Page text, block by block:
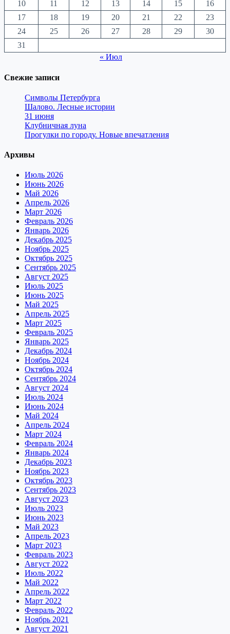
10 11 12 13 14 15
16
17
18 19 20 21 22
23
24
25 26 27 28 29
30
31
« Июл
Свежие записи
Символы Петербурга
Шалово. Лесные истории
31 июня
Клубничная луна
Прогулки по городу. Новые впечатления
Архивы
Июль 2026
Июнь 2026
Май 2026
Апрель 2026
Март 2026
Февраль 2026
Январь 2026
Декабрь 2025
Ноябрь 2025
Октябрь 2025
Сентябрь 2025
Август 2025
Июль 2025
Июнь 2025
Май 2025
Апрель 2025
Март 2025
Февраль 2025
Январь 2025
Декабрь 2024
Ноябрь 2024
Октябрь 2024
Сентябрь 2024
Август 2024
Июль 2024
Июнь 2024
Май 2024
Апрель 2024
Март 2024
Февраль 2024
Январь 2024
Декабрь 2023
Ноябрь 2023
Октябрь 2023
Сентябрь 2023
Август 2023
Июль 2023
Июнь 2023
Май 2023
Апрель 2023
Март 2023
Февраль 2023
Август 2022
Июль 2022
Май 2022
Апрель 2022
Март 2022
Февраль 2022
Ноябрь 2021
Август 2021